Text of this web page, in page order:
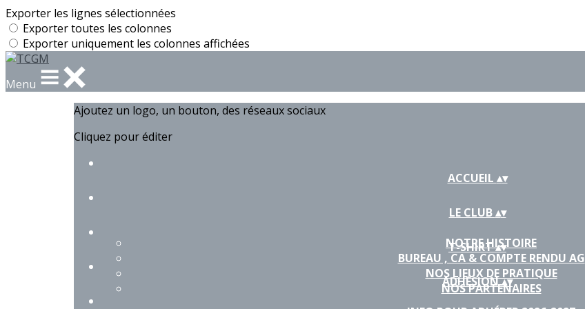
Exporter les lignes sélectionnées
Exporter toutes les colonnes
Exporter uniquement les colonnes affichées
Menu
Ajoutez un logo, un bouton, des réseaux sociaux
Cliquez pour éditer
ACCUEIL ▴▾
LE CLUB▴▾
NOTRE HISTOIRE
BUREAU , CA & COMPTE RENDU AG
NOS LIEUX DE PRATIQUE
NOS PARTENAIRES
T-SHIRT▴▾
ADHÉSION▴▾